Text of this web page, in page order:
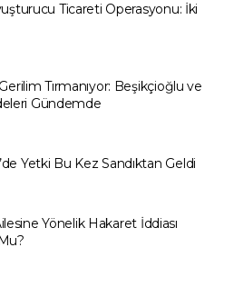
Ticareti Operasyonu: İki
Tırmanıyor: Beşikçioğlu ve
Gündemde
Yetki Bu Kez Sandıktan Geldi
Yönelik Hakaret İddiası